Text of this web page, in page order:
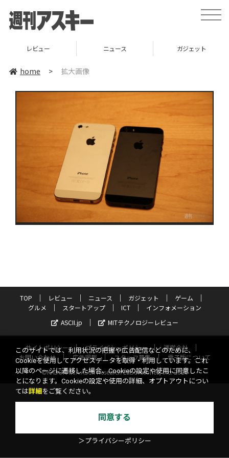
toggle
レビュー ニュース ガジェット
home > 拡大画像
TOP レビュー ニュース ガジェット
ゲーム
グルメ
スタートアップ ICT
インフォメーション
ASCII.jp
MITテクノロジーレビュー
サイトポリシー プライバシーポリシー
運営会社
お問い合わせ
広告掲載 スタッフ募集
電子版について
©KADOKAWA ASCII Research Laboratories, Inc. 2026
このサイトでは、利用状況の把握や広告配信などのために、
Cookieを使用してアクセスデータを取得・利用しています。これ
以降のページに遷移した場合、Cookieの設定や使用に同意したこ
とになります。Cookieの設定や使用の詳細、オプトアウトについ
ては詳細 をご覧ください。
同意する
＞プライバシーポリシー